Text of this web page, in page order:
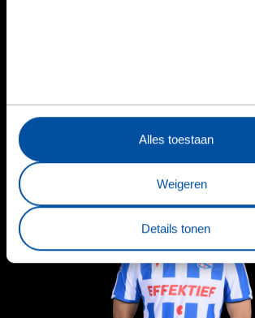
Alles toestaan
Weigeren
Details tonen
Eredivisie
20